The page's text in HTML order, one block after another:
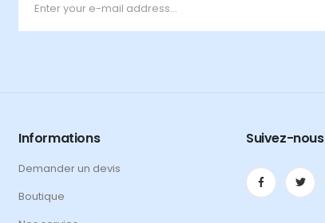
Informations
Demander un devis
Boutique
Suivez-nous